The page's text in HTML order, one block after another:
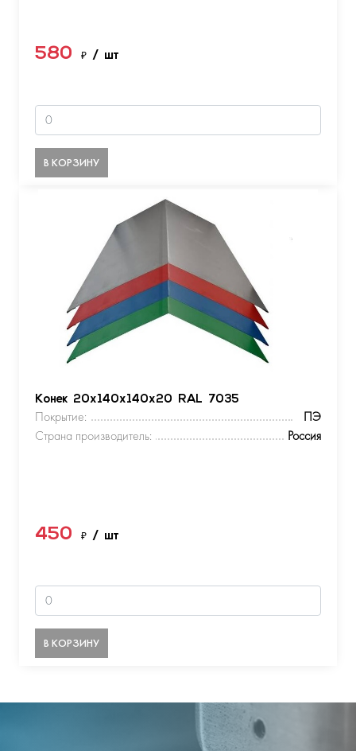
580 ₽ / шт
В КОРЗИНУ
Конек 20х140х140х20 RAL 7035
Покрытие:
ПЭ
Страна производитель:
Россия
450 ₽ / шт
В КОРЗИНУ